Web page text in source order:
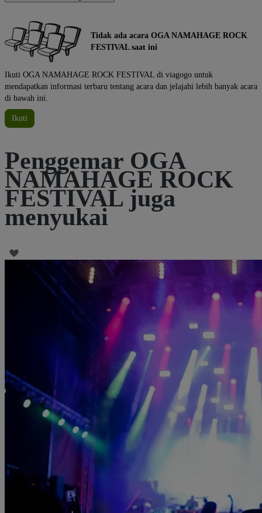
Tidak ada acara OGA NAMAHAGE ROCK
FESTIVAL saat ini
Ikuti OGA NAMAHAGE ROCK FESTIVAL di viagogo untuk
mendapatkan informasi terbaru tentang acara dan jelajahi lebih banyak acara
di bawah ini.
Ikuti
Penggemar OGA
NAMAHAGE ROCK
FESTIVAL juga
menyukai